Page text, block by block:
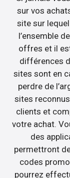
sur vos
site sur
l’ensemble
offres et il
différences
sites sont en
perdre de
sites
clients et
votre achat.
des
permettront
codes
pourrez